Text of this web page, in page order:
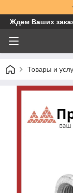
Ждем Ваших
Товары и